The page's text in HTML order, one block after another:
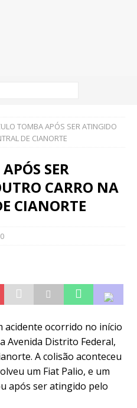
TOMBA APÓS SER ATINGIDO
DE CIANORTE
SER
CARRO NA
CIANORTE
0
acidente ocorrido no início
Avenida Distrito Federal,
A colisão aconteceu
um Fiat Palio, e um
após ser atingido pelo